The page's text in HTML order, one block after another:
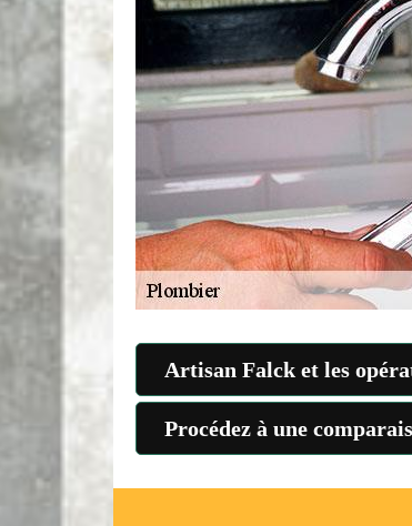
Artisan Falck et les
Procédez à une